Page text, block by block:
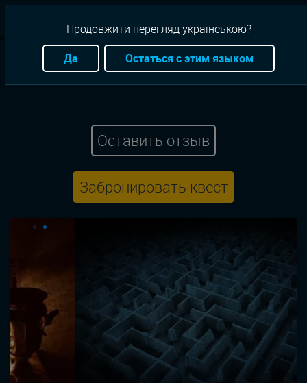
Николаев Ужасы Экшен
360 Quest
Поворот не туда
Оставить отзыв
Забронировать квест
Продовжити перегляд українською?
Да
Остаться с этим языком